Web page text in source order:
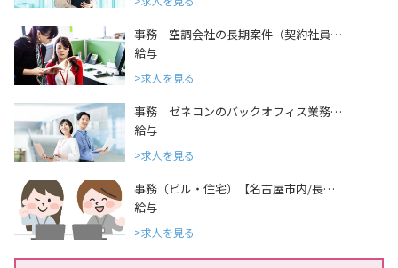
事務｜空調会社の長期案件（契約社員…
給与
求人を見る
事務｜ゼネコンのバックオフィス業務…
給与
求人を見る
事務（ビル・住宅）【名古屋市内/長…
給与
求人を見る